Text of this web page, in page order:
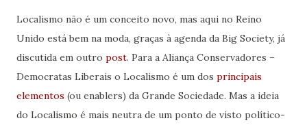
Localismo não é um conceito novo, mas aqui no Reino
Unido está bem na moda, graças à agenda da Big Society, já
discutida em outro post. Para a Aliança Conservadores –
Democratas Liberais o Localismo é um dos principais
elementos (ou enablers) da Grande Sociedade. Mas a ideia
do Localismo é mais neutra de um ponto de visto político-